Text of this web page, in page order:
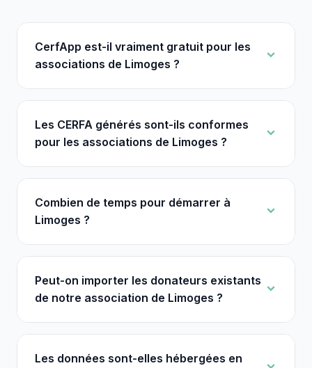
CerfApp est-il vraiment gratuit pour les
associations de Limoges ?
Les CERFA générés sont-ils conformes
pour les associations de Limoges ?
Combien de temps pour démarrer à
Limoges ?
Peut-on importer les donateurs existants
de notre association de Limoges ?
Les données sont-elles hébergées en